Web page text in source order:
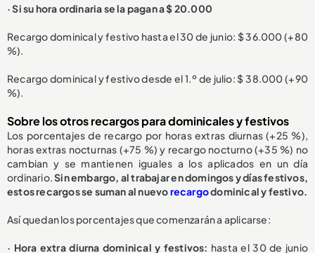
· Si su hora ordinaria se la pagan a $ 20.000
Recargo dominical y festivo hasta el 30 de junio: $ 36.000 (+80
%).
Recargo dominical y festivo desde el 1.º de julio: $ 38.000 (+90
%).
Sobre los otros recargos para dominicales y festivos
Los porcentajes de recargo por horas extras diurnas (+25 %),
horas extras nocturnas (+75 %) y recargo nocturno (+35 %) no
cambian y se mantienen iguales a los aplicados en un día
ordinario.Sin embargo, al trabajar en domingos y días festivos,
estos recargos se suman al nuevorecargodominical y festivo.
Así quedan los porcentajes que comenzarán a aplicarse:
· Hora extra diurna dominical y festivos: hasta el 30 de junio